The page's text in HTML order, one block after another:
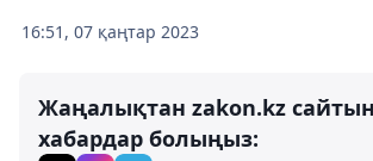
16:51, 07 қаңтар 2023
Жаңалықтан zakon.kz
хабардар болыңыз: